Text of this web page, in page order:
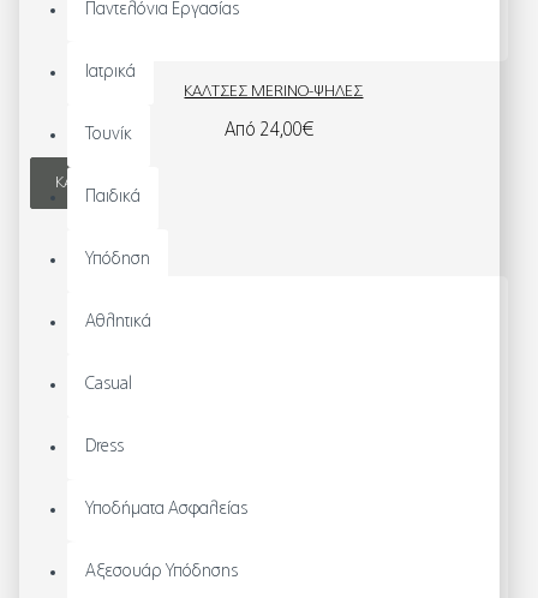
Παντελόνια Εργασίας
Ιατρικά
Τουνίκ
Παιδικά
Υπόδηση
Αθλητικά
Casual
Dress
Υποδήματα Ασφαλείας
Αξεσουάρ Υπόδησης
ΚΑΛΤΣΕΣ MERINO-ΨΗΛΕΣ
Από 24,00€
ΚΑΛΆΘΙ